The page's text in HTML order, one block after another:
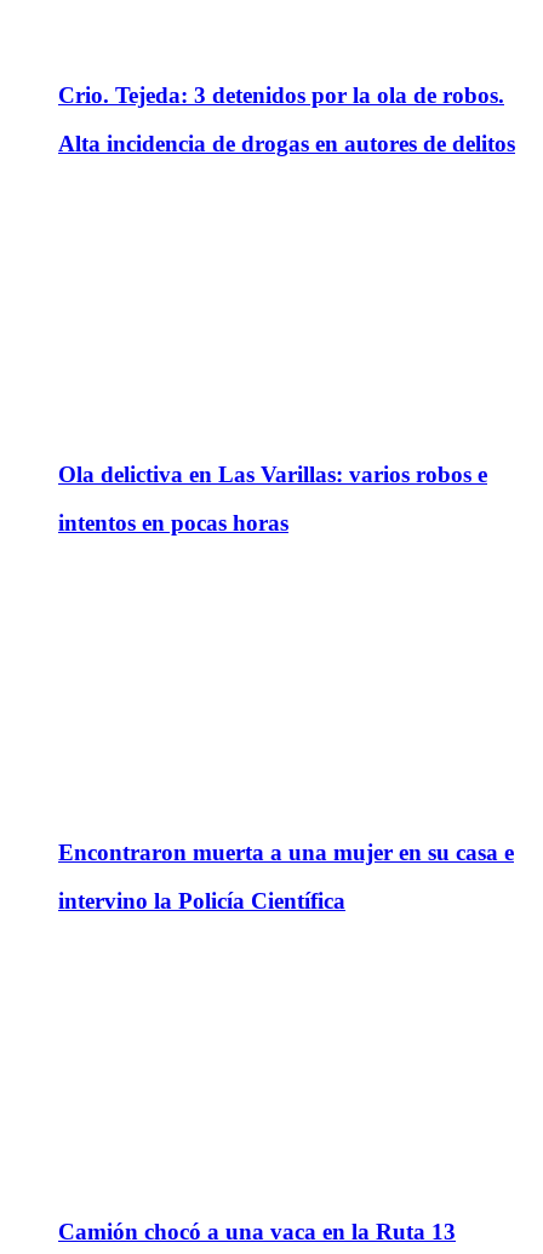
Crio. Tejeda: 3 detenidos por la ola de robos.
Alta incidencia de drogas en autores de delitos
Ola delictiva en Las Varillas: varios robos e
intentos en pocas horas
Encontraron muerta a una mujer en su casa e
intervino la Policía Científica
Camión chocó a una vaca en la Ruta 13